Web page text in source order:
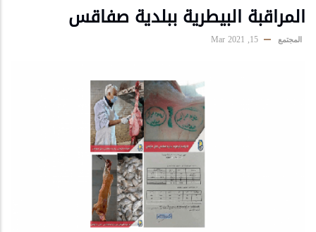
المراقبة البيطرية ببلدية صفاقس
المجتمع